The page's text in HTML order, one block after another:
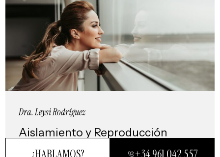
Dra. Leysi Rodríguez
Aislamiento y Reproducción
¿HABLAMOS? +34 961 042 557